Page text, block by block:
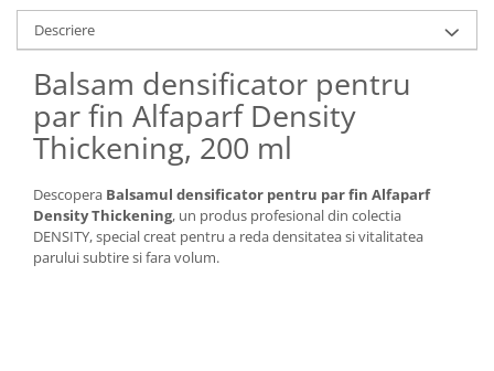
Descriere
Balsam densificator pentru
par fin Alfaparf Density
Thickening, 200 ml
Descopera Balsamul densificator pentru par fin Alfaparf
Density Thickening, un produs profesional din colectia
DENSITY, special creat pentru a reda densitatea si vitalitatea
parului subtire si fara volum.